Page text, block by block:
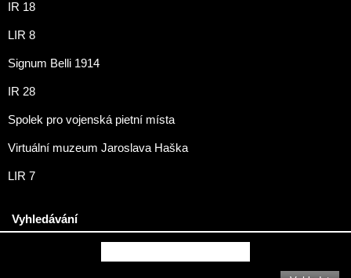
IR 18
LIR 8
Signum Belli 1914
IR 28
Spolek pro vojenská pietní místa
Virtuální muzeum Jaroslava Haška
LIR 7
Vyhledávání